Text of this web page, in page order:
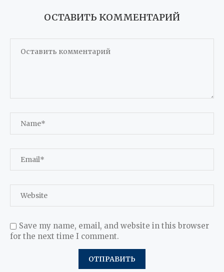
ОСТАВИТЬ КОММЕНТАРИЙ
Save my name, email, and website in this browser
for the next time I comment.